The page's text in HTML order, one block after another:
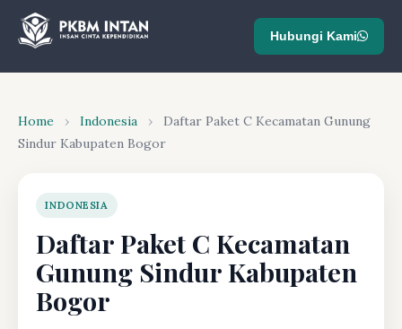
Hubungi Kami
Home › Indonesia ›
Daftar Paket C Kecamatan Gunung
Sindur Kabupaten Bogor
INDONESIA
Daftar Paket C Kecamatan
Gunung Sindur Kabupaten
Bogor